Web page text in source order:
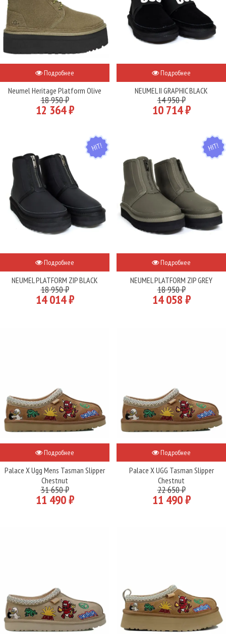
Подробнее
Neumel Heritage Platform Olive
18 950 ₽
12 364 ₽
Подробнее
NEUMEL II GRAPHIC BLACK
14 950 ₽
10 714 ₽
HIT
Подробнее
NEUMEL PLATFORM ZIP BLACK
18 950 ₽
14 014 ₽
HIT
Подробнее
NEUMEL PLATFORM ZIP GREY
18 950 ₽
14 058 ₽
Подробнее
Palace X Ugg Mens Tasman Slipper
Chestnut
31 650 ₽
11 490 ₽
Подробнее
Palace X UGG Tasman Slipper
Chestnut
22 650 ₽
11 490 ₽